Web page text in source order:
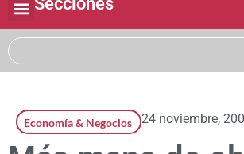
Economía & Negocios 24 noviembre,